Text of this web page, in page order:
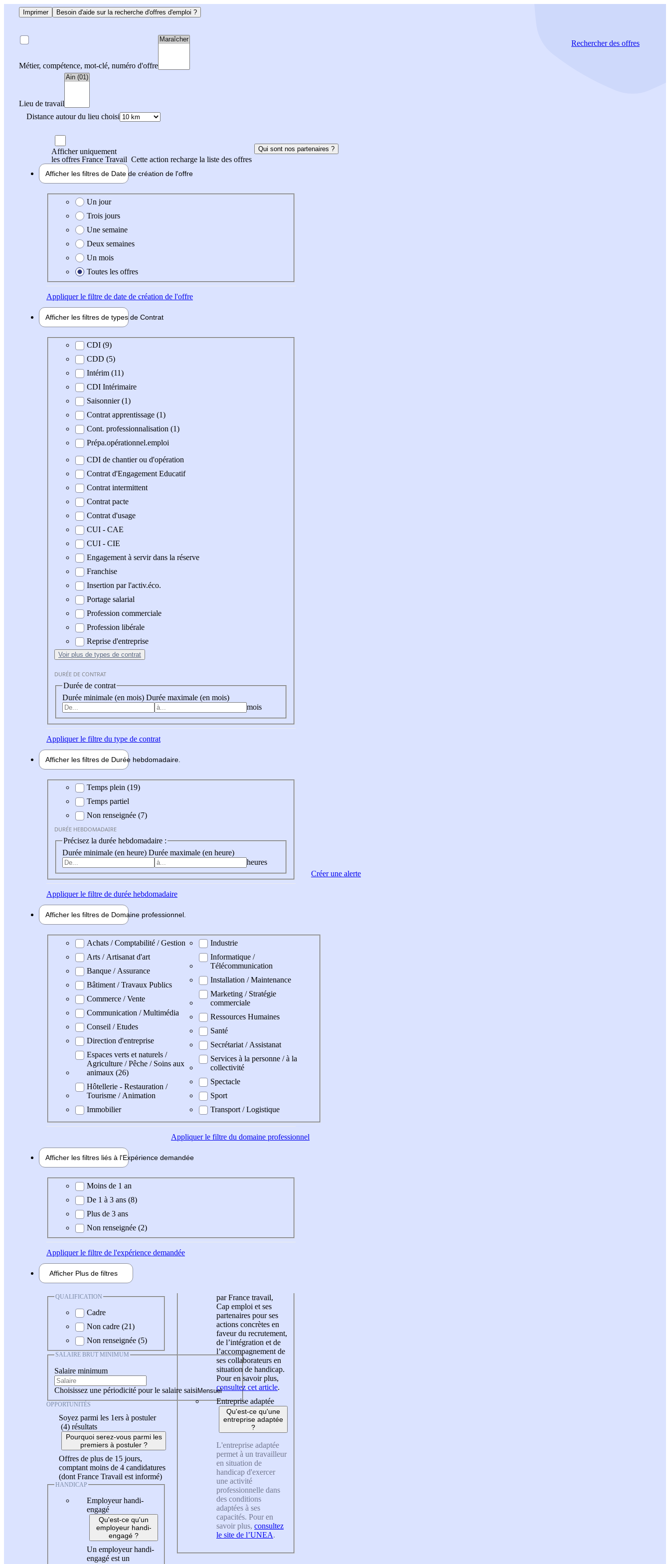
Imprimer Besoin d'aide sur la recherche d'offres d'emploi ?
Métier, compétence, mot-clé, numéro d'offre
Lieu de travail
Distance autour du lieu choisi
Rechercherdes offres
Afficher uniquement
les offres France Travail Cette action recharge la liste des offres
Qui sont nos partenaires ?
Afficher les filtres de Date de création de l'offre
Date de création de l'offre
Un jour
Trois jours
Une semaine
Deux semaines
Un mois
Toutes les offres
Appliquerle filtre de date de création de l'offre
Afficher les filtres de types de Contrat
Type de contrat
CDI (9)
CDD (5)
Intérim (11)
CDI Intérimaire
Saisonnier (1)
Contrat apprentissage (1)
Cont. professionnalisation (1)
Prépa.opérationnel.emploi
CDI de chantier ou d'opération
Contrat d'Engagement Educatif
Contrat intermittent
Contrat pacte
Contrat d'usage
CUI - CAE
CUI - CIE
Engagement à servir dans la réserve
Franchise
Insertion par l'activ.éco.
Portage salarial
Profession commerciale
Profession libérale
Reprise d'entreprise
Voir plus de types de contrat
DURÉE DE CONTRAT
Durée de contrat
Durée minimale (en mois) Durée maximale (en mois)
mois
Appliquerle filtre du type de contrat
Afficher les filtres de Durée hebdomadaire
Durée hebdomadaire
Temps plein (19)
Temps partiel
Non renseignée (7)
DURÉE HEBDOMADAIRE
Précisez la durée hebdomadaire :
Durée minimale (en heure) Durée maximale (en heure)
heures
Appliquerle filtre de durée hebdomadaire
Afficher les filtres de Domaine professionnel
Domaine professionel
Achats / Comptabilité / Gestion
Arts / Artisanat d'art
Banque / Assurance
Bâtiment / Travaux Publics
Commerce / Vente
Communication / Multimédia
Conseil / Etudes
Direction d'entreprise
Espaces verts et naturels /
Agriculture / Pêche / Soins aux
animaux (26)
Hôtellerie - Restauration /
Tourisme / Animation
Immobilier
Industrie
Informatique /
Télécommunication
Installation / Maintenance
Marketing / Stratégie
commerciale
Ressources Humaines
Santé
Secrétariat / Assistanat
Services à la personne / à la
collectivité
Spectacle
Sport
Transport / Logistique
Appliquerle filtre du domaine professionnel
Afficher les filtres liés à l'Expérience demandée
Expérience demandée
Moins de 1 an
De 1 à 3 ans (8)
Plus de 3 ans
Non renseignée (2)
Appliquerle filtre de l'expérience demandée
Afficher Plus de filtres
QUALIFICATION
Cadre
Non cadre (21)
Non renseignée (5)
SALAIRE BRUT MINIMUM
Salaire minimum
Choisissez une périodicité pour le salaire saisi
OPPORTUNITÉS
Soyez parmi les 1ers à postuler
(4) résultats
Pourquoi serez-vous parmi les
premiers à postuler ?
Offres de plus de 15 jours,
comptant moins de 4 candidatures
(dont France Travail est informé)
HANDICAP
Employeur handi-
engagé
Qu'est-ce qu'un
employeur handi-
engagé ?
Un employeur handi-
engagé est un
par France travail,
Cap emploi et ses
partenaires pour ses
actions concrètes en
faveur du recrutement,
de l’intégration et de
l’accompagnement de
ses collaborateurs en
situation de handicap.
Pour en savoir plus,
consultez cet article.
Entreprise adaptée
Qu'est-ce qu'une
entreprise adaptée
?
L'entreprise adaptée
permet à un travailleur
en situation de
handicap d'exercer
une activité
professionnelle dans
des conditions
adaptées à ses
capacités. Pour en
savoir plus, consultez
le site de l’UNEA.
Créer une alerte